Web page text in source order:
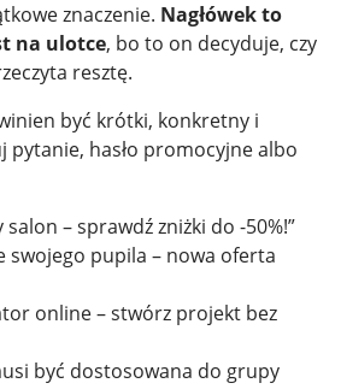
znaczenie. Nagłówek to
na ulotce, bo to on decyduje, czy
resztę.
być krótki, konkretny i
pytanie, hasło promocyjne albo
– sprawdź zniżki do -50%!”
swojego pupila – nowa oferta
online – stwórz projekt bez
być dostosowana do grupy